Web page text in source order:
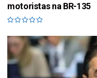
motoristas na BR-135